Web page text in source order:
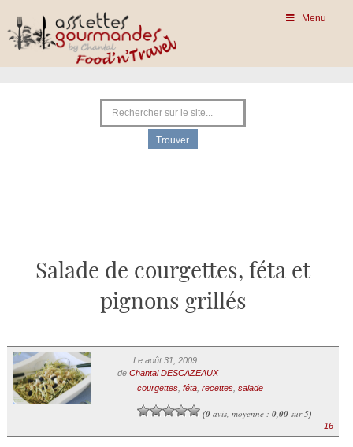
Menu
Salade de courgettes, féta et
pignons grillés
Le août 31, 2009
de Chantal DESCAZEAUX
courgettes, féta, recettes, salade
(0avis, moyenne : 0,00sur 5)
16